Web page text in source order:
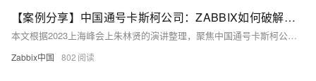
【案例分享】中国通号卡斯柯公司：ZABBIX如何破解轨道交通监控难题
本文根据2023上海峰会上朱林贤的演讲整理，聚焦中国通号卡斯柯公司如何借助Zabbix实现轨道交通信号系统的智能化管理。作为中外合资企业，卡斯柯通过统一平台整合设备监控，大幅降低成本并提升灵活性，成功应用于国内外项目。文章探讨了传统监控系统的痛点、研发维护经验及国产化与开源技术挑战，为行业转型提供了宝贵启示。未来，开放协作将是推动轨道交通智能化发展的关键。
Zabbix中国 802